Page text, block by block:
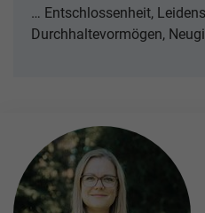
… Entschlossenheit,
Durchhaltevormögen,